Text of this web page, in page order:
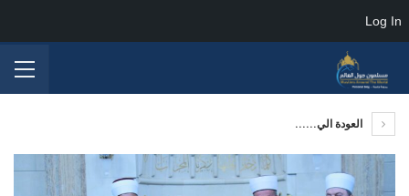
العودة الي......
Log In